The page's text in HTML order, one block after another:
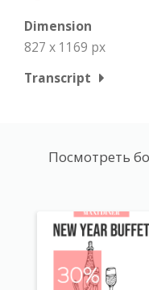
Dimension
827 x 1169 px
Transcript
Посмотреть